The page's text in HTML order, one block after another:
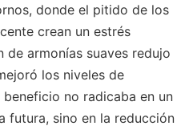
donde el pitido de los
crean un estrés
armonías suaves redujo
los niveles de
no radicaba en un
futura, sino en la reducción